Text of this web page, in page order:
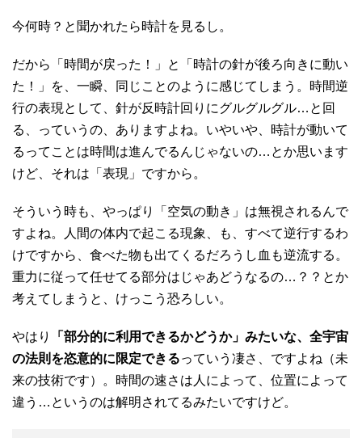
今何時？と聞かれたら時計を見るし。
だから「時間が戻った！」と「時計の針が後ろ向きに動い
た！」を、一瞬、同じことのように感じてしまう。時間逆
行の表現として、針が反時計回りにグルグルグル…と回
る、っていうの、ありますよね。いやいや、時計が動いて
るってことは時間は進んでるんじゃないの…とか思います
けど、それは「表現」ですから。
そういう時も、やっぱり「空気の動き」は無視されるんで
すよね。人間の体内で起こる現象、も、すべて逆行するわ
けですから、食べた物も出てくるだろうし血も逆流する。
重力に従って任せてる部分はじゃあどうなるの…？？とか
考えてしまうと、けっこう恐ろしい。
やはり
「部分的に利用できるかどうか」みたいな、全宇宙
の法則を恣意的に限定できるっていう凄さ、ですよね（未
来の技術です）。時間の速さは人によって、位置によって
違う…というのは解明されてるみたいですけど。